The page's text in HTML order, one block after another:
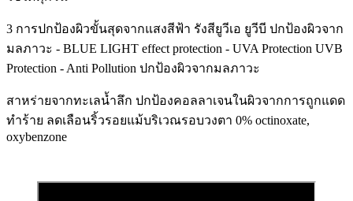
3 การปกป้องผิวขั้นสุดจากแสงสีฟ้า รังสียูวีเอ ยูวีบี ปกป้องผิวจาก
มลภาวะ - BLUE LIGHT effect protection - UVA Protection UVB
Protection - Anti Pollution ปกป้องผิวจากมลภาวะ
สาหร่ายจากทะเลน้ำลึก ปกป้องคอลลาเจนในผิวจากการถูกแดด
ทำร้าย ลดเลือนริ้วรอยแม้บริเวณรอบวงตา 0% octinoxate,
oxybenzone